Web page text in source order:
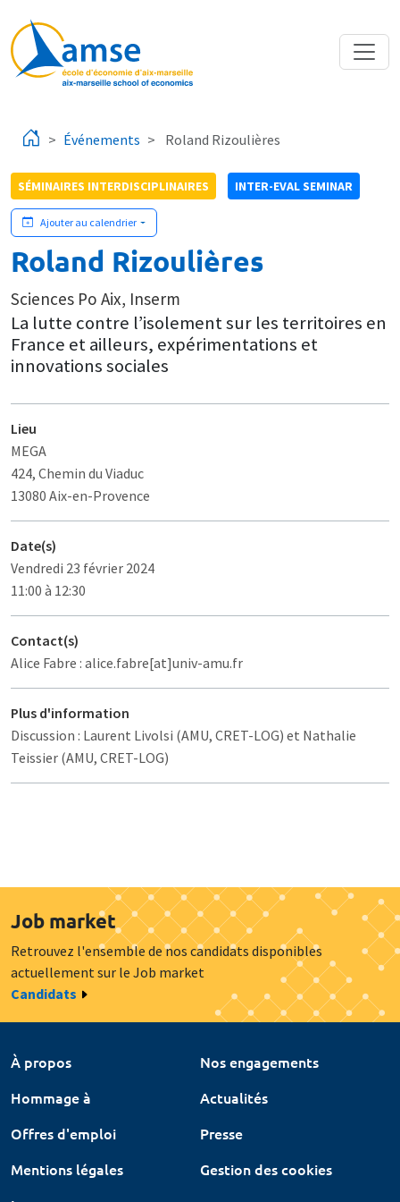
Événements Roland Rizoulières
SÉMINAIRES INTERDISCIPLINAIRES INTER-EVAL SEMINAR
Ajouter au calendrier
Roland Rizoulières
Sciences Po Aix, Inserm
La lutte contre l’isolement sur les territoires en
France et ailleurs, expérimentations et
innovations sociales
Lieu
MEGA
424, Chemin du Viaduc
13080 Aix-en-Provence
Date(s)
Vendredi 23 février 2024
11:00 à 12:30
Contact(s)
Alice Fabre : alice.fabre[at]univ-amu.fr
Plus d'information
Discussion : Laurent Livolsi (AMU, CRET-LOG) et Nathalie
Teissier (AMU, CRET-LOG)
Job market
Retrouvez l'ensemble de nos candidats disponibles
actuellement sur le Job market
Candidats
À propos
Nos engagements
Hommage à
Actualités
Offres d'emploi
Presse
Mentions légales
Gestion des cookies